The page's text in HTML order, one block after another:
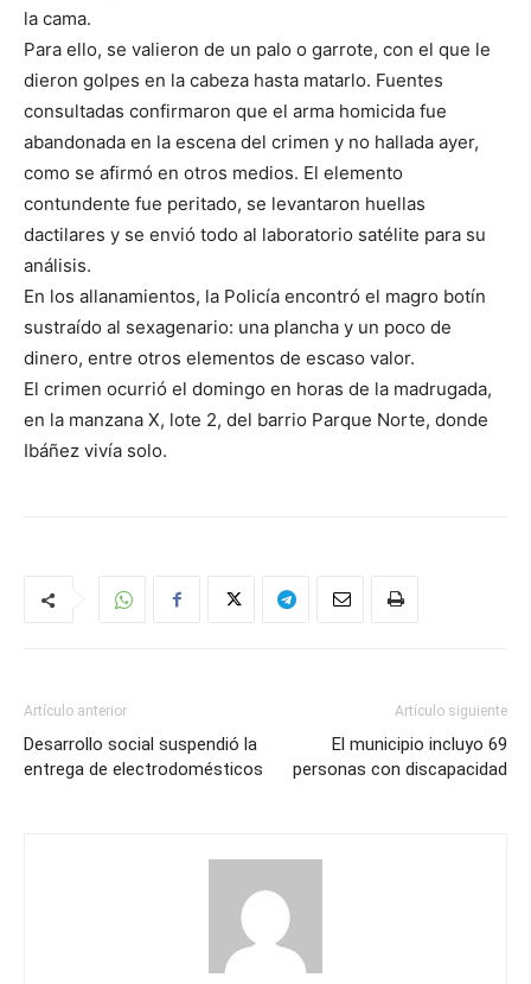
la cama.
Para ello, se valieron de un palo o garrote, con el que le
dieron golpes en la cabeza hasta matarlo. Fuentes
consultadas confirmaron que el arma homicida fue
abandonada en la escena del crimen y no hallada ayer,
como se afirmó en otros medios. El elemento
contundente fue peritado, se levantaron huellas
dactilares y se envió todo al laboratorio satélite para su
análisis.
En los allanamientos, la Policía encontró el magro botín
sustraído al sexagenario: una plancha y un poco de
dinero, entre otros elementos de escaso valor.
El crimen ocurrió el domingo en horas de la madrugada,
en la manzana X, lote 2, del barrio Parque Norte, donde
Ibáñez vivía solo.
Artículo anterior
Desarrollo social suspendió la
entrega de electrodomésticos
Artículo siguiente
El municipio incluyo 69
personas con discapacidad